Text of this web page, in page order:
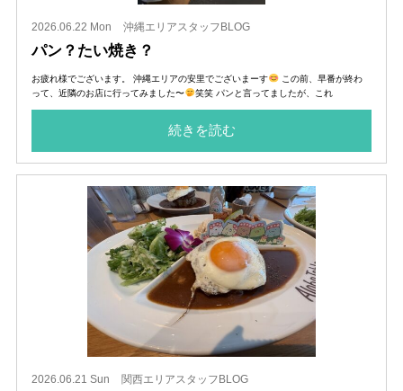
2026.06.22 Mon 沖縄エリアスタッフBLOG
パン？たい焼き？
お疲れ様でございます。 沖縄エリアの安里でございまーす
この前、早番が終わ
って、近隣のお店に行ってみました〜
笑笑 パンと言ってましたが、これ
続きを読む
2026.06.21 Sun 関西エリアスタッフBLOG